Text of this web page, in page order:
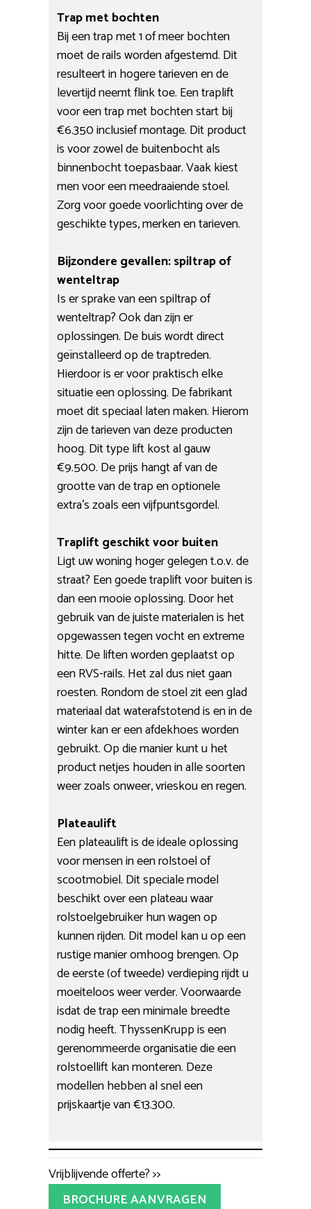
Trap met bochten
Bij een trap met 1 of meer bochten
moet de rails worden afgestemd. Dit
resulteert in hogere tarieven en de
levertijd neemt flink toe. Een traplift
voor een trap met bochten start bij
€6.350 inclusief montage. Dit product
is voor zowel de buitenbocht als
binnenbocht toepasbaar. Vaak kiest
men voor een meedraaiende stoel.
Zorg voor goede voorlichting over de
geschikte types, merken en tarieven.
Bijzondere gevallen: spiltrap of
wenteltrap
Is er sprake van een spiltrap of
wenteltrap? Ook dan zijn er
oplossingen. De buis wordt direct
geïnstalleerd op de traptreden.
Hierdoor is er voor praktisch elke
situatie een oplossing. De fabrikant
moet dit speciaal laten maken. Hierom
zijn de tarieven van deze producten
hoog. Dit type lift kost al gauw
€9.500. De prijs hangt af van de
grootte van de trap en optionele
extra’s zoals een vijfpuntsgordel.
Traplift geschikt voor buiten
Ligt uw woning hoger gelegen t.o.v. de
straat? Een goede traplift voor buiten is
dan een mooie oplossing. Door het
gebruik van de juiste materialen is het
opgewassen tegen vocht en extreme
hitte. De liften worden geplaatst op
een RVS-rails. Het zal dus niet gaan
roesten. Rondom de stoel zit een glad
materiaal dat waterafstotend is en in de
winter kan er een afdekhoes worden
gebruikt. Op die manier kunt u het
product netjes houden in alle soorten
weer zoals onweer, vrieskou en regen.
Plateaulift
Een plateaulift is de ideale oplossing
voor mensen in een rolstoel of
scootmobiel. Dit speciale model
beschikt over een plateau waar
rolstoelgebruiker hun wagen op
kunnen rijden. Dit model kan u op een
rustige manier omhoog brengen. Op
de eerste (of tweede) verdieping rijdt u
moeiteloos weer verder. Voorwaarde
isdat de trap een minimale breedte
nodig heeft. ThyssenKrupp is een
gerenommeerde organisatie die een
rolstoellift kan monteren. Deze
modellen hebben al snel een
prijskaartje van €13.300.
Vrijblijvende offerte? >>
BROCHURE AANVRAGEN